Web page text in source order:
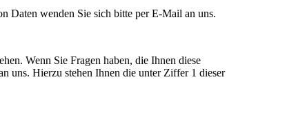
Daten wenden Sie sich bitte per E-Mail an uns.
Wenn Sie Fragen haben, die Ihnen diese
uns. Hierzu stehen Ihnen die unter Ziffer 1 dieser